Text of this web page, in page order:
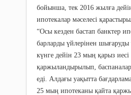
бойынша, тек 2016 жылға
ипотекалар мәселесі
“Осы кезден бастап банктер
барларды үйлерінен
күнге дейін 23 мың қарыз иесі
қаржыландырылып,
еді. Алдағы уақытта
25 мың ипотеканы қайта